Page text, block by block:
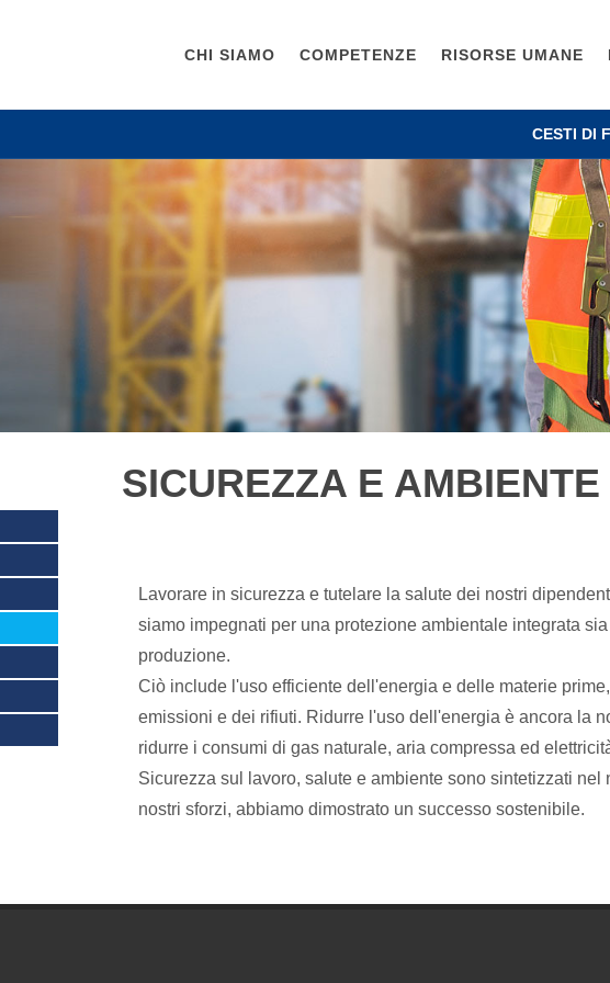
CHI SIAMO COMPETENZE RISORSE UMANE
CESTI DI
SICUREZZA E AMBIENTE
Lavorare in sicurezza e tutelare la salute dei nostri
siamo impegnati per una protezione ambientale integrata
produzione.
Ciò include l'uso efficiente dell'energia e delle materie
emissioni e dei rifiuti. Ridurre l'uso dell'energia è ancora la
ridurre i consumi di gas naturale, aria compressa ed
Sicurezza sul lavoro, salute e ambiente sono sintetizzati
nostri sforzi, abbiamo dimostrato un successo sostenibile.